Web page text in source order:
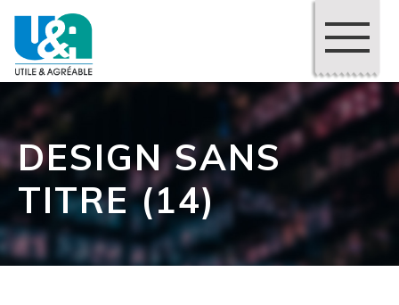
DESIGN SANS
TITRE (14)